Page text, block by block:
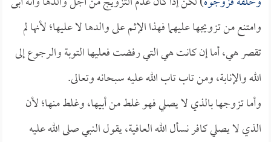
وامتنع من تزويجها عليهما فهذا الإثم على والدها لا عليها؛ لأنها لم
تقصر هي، أما إن كانت هي التي رفضت فعليها التوبة والرجوع إلى
الله والإنابة، ومن تاب تاب الله عليه سبحانه وتعالى.
وأما تزوجها بالذي لا يصلي فهو غلط من أبيها، وغلط منها؛ لأن
الذي لا يصلي كافر نسأل الله العافية، يقول النبي صلى الله عليه